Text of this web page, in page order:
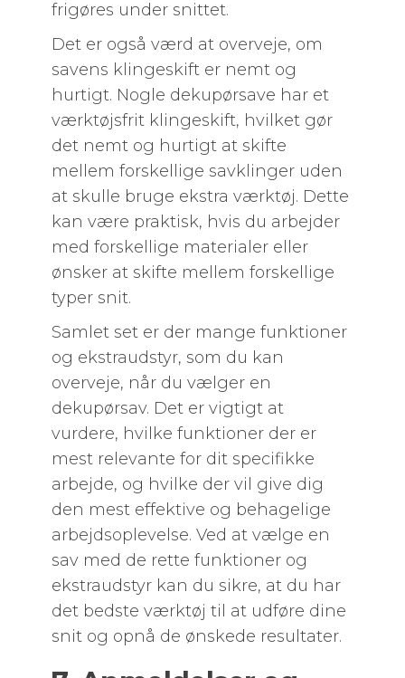
frigøres under snittet.
Det er også værd at overveje, om
savens klingeskift er nemt og
hurtigt. Nogle dekupørsave har et
værktøjsfrit klingeskift, hvilket gør
det nemt og hurtigt at skifte
mellem forskellige savklinger uden
at skulle bruge ekstra værktøj. Dette
kan være praktisk, hvis du arbejder
med forskellige materialer eller
ønsker at skifte mellem forskellige
typer snit.
Samlet set er der mange funktioner
og ekstraudstyr, som du kan
overveje, når du vælger en
dekupørsav. Det er vigtigt at
vurdere, hvilke funktioner der er
mest relevante for dit specifikke
arbejde, og hvilke der vil give dig
den mest effektive og behagelige
arbejdsoplevelse. Ved at vælge en
sav med de rette funktioner og
ekstraudstyr kan du sikre, at du har
det bedste værktøj til at udføre dine
snit og opnå de ønskede resultater.